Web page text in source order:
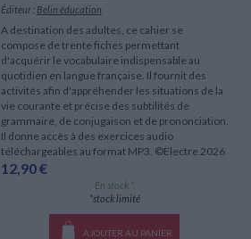
Éditeur : Belin éducation
A destination des adultes, ce cahier se
compose de trente fiches permettant
d'acquérir le vocabulaire indispensable au
quotidien en langue française. Il fournit des
activités afin d'appréhender les situations de la
vie courante et précise des subtilités de
grammaire, de conjugaison et de prononciation.
Il donne accès à des exercices audio
téléchargeables au format MP3. ©Electre 2026
12,90 €
En stock *
*stock limité
AJOUTER AU PANIER